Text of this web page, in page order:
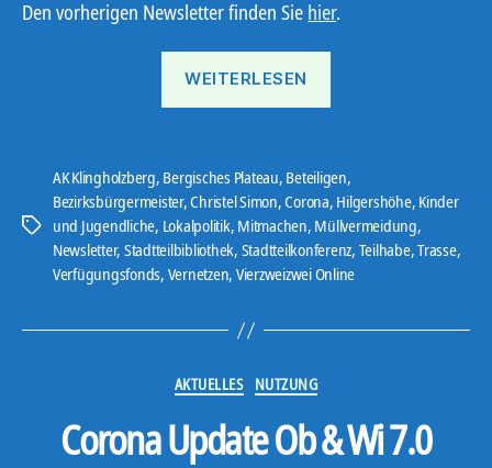
Den vorherigen Newsletter finden Sie hier.
WEITERLESEN
Schlagwörter
AK Klingholzberg, Bergisches Plateau, Beteiligen,
Bezirksbürgermeister,Christel Simon,Corona, Hilgershöhe, Kinder
und Jugendliche, Lokalpolitik, Mitmachen, Müllvermeidung,
Newsletter, Stadtteilbibliothek, Stadtteilkonferenz, Teilhabe,Trasse,
Verfügungsfonds, Vernetzen, Vierzweizwei Online
Kategorien
AKTUELLES NUTZUNG
Corona Update Ob & Wi 7.0